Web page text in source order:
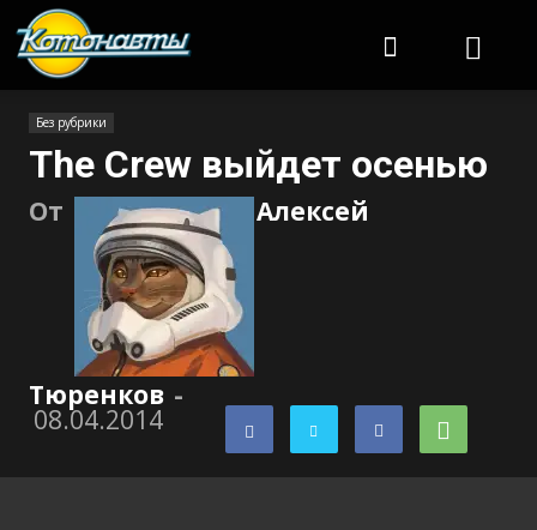
Без рубрики
The Crew выйдет осенью
От Алексей
Тюренков -
08.04.2014